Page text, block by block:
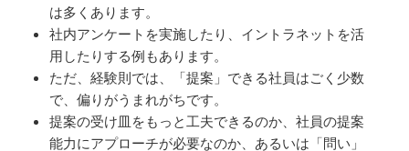
は多くあります。
社内アンケートを実施したり、イントラネットを活
用したりする例もあります。
ただ、経験則では、「提案」できる社員はごく少数
で、偏りがうまれがちです。
提案の受け皿をもっと工夫できるのか、社員の提案
能力にアプローチが必要なのか、あるいは「問い」